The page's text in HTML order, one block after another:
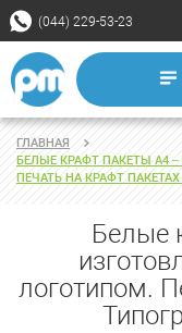
(044) 229-53-23
ГЛАВНАЯ
БЕЛЫЕ КРАФТ ПАКЕТЫ А4
ПЕЧАТЬ НА КРАФТ ПАКЕТАХ
Белые
логотипом.